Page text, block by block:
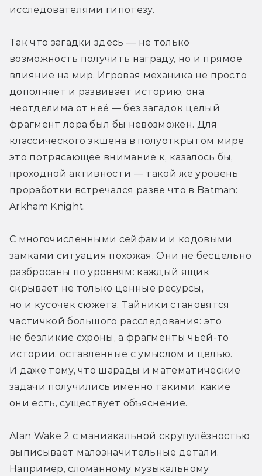
исследователями гипотезу.
Так что загадки здесь — не только
возможность получить награду, но и прямое
влияние на мир. Игровая механика не просто
дополняет и развивает историю, она
неотделима от неё — без загадок целый
фрагмент лора был бы невозможен. Для
классического экшена в полуоткрытом мире
это потрясающее внимание к, казалось бы,
проходной активности — такой же уровень
проработки встречался разве что в Batman:
Arkham Knight.
С многочисленными сейфами и кодовыми
замками ситуация похожая. Они не бесцельно
разбросаны по уровням: каждый ящик
скрывает не только ценные ресурсы,
но и кусочек сюжета. Тайники становятся
частичкой большого расследования: это
не безликие схроны, а фрагменты чьей-то
истории, оставленные с умыслом и целью.
И даже тому, что шарады и математические
задачи получились именно такими, какие
они есть, существует объяснение.
Alan Wake 2 с маниакальной скрупулёзностью
выписывает малозначительные детали.
Например, сломанному музыкальному